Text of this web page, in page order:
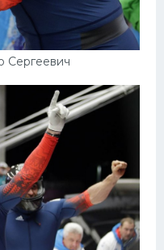
Сергеевич